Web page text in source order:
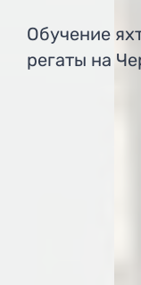
Обучение
регаты на